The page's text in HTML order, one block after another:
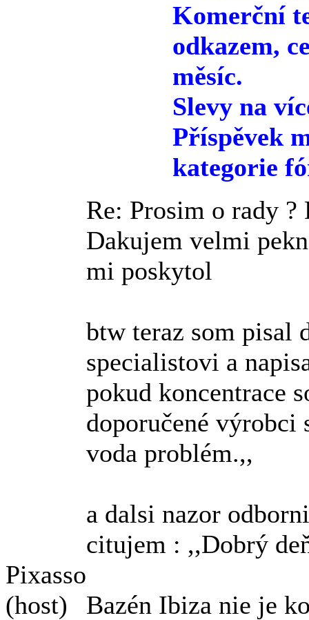
Komerční
odkazem,
měsíc.
Slevy na
Příspěvek
kategorie
Pixasso
(host)
Re: Prosim o rady
Dakujem velmi
mi poskytol
btw teraz som pisal
specialistovi a
pokud koncentrace
doporučené
voda problém.,,
a dalsi nazor
citujem : ,,Dobrý
Bazén Ibiza nie je